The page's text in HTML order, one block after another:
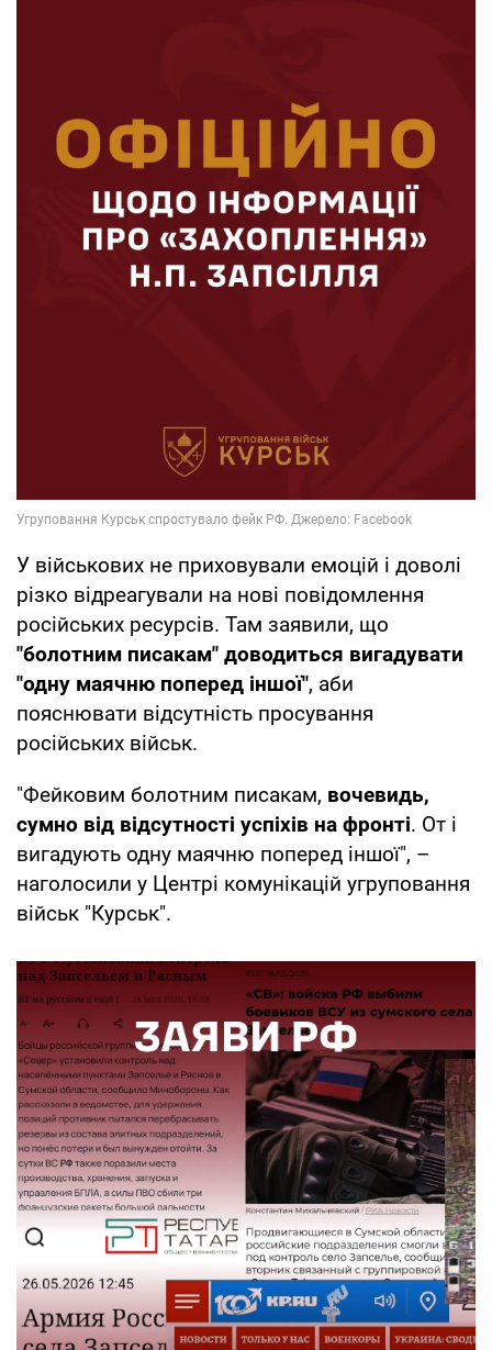
У військових не приховували емоцій і доволі
різко відреагували на нові повідомлення
російських ресурсів. Там заявили, що
"болотним писакам" доводиться вигадувати
"одну маячню поперед іншої", аби
пояснювати відсутність просування
російських військ.
"Фейковим болотним писакам, вочевидь,
сумно від відсутності успіхів на фронті. От і
вигадують одну маячню поперед іншої", –
наголосили у Центрі комунікацій угруповання
військ "Курськ".